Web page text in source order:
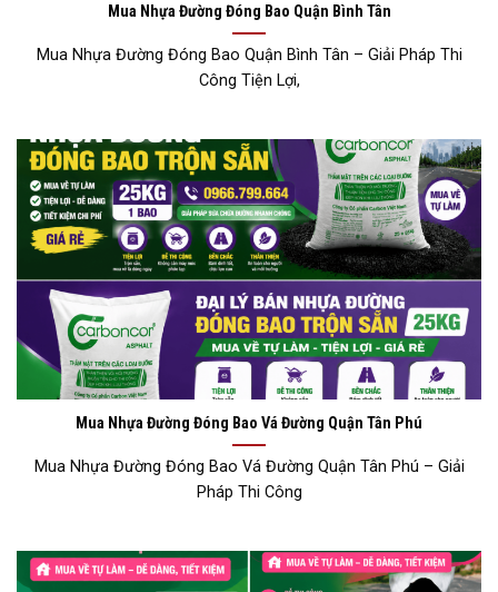
Mua Nhựa Đường Đóng Bao Quận Bình Tân
Mua Nhựa Đường Đóng Bao Quận Bình Tân – Giải Pháp Thi
Công Tiện Lợi,
Mua Nhựa Đường Đóng Bao Vá Đường Quận Tân Phú
Mua Nhựa Đường Đóng Bao Vá Đường Quận Tân Phú – Giải
Pháp Thi Công